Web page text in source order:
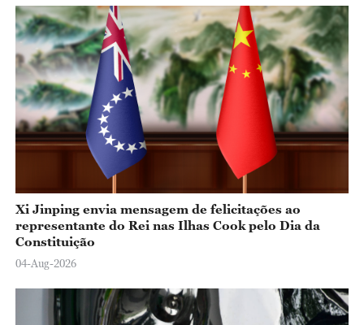
Xi Jinping envia mensagem de felicitações ao
representante do Rei nas Ilhas Cook pelo Dia da
Constituição
04-Aug-2026